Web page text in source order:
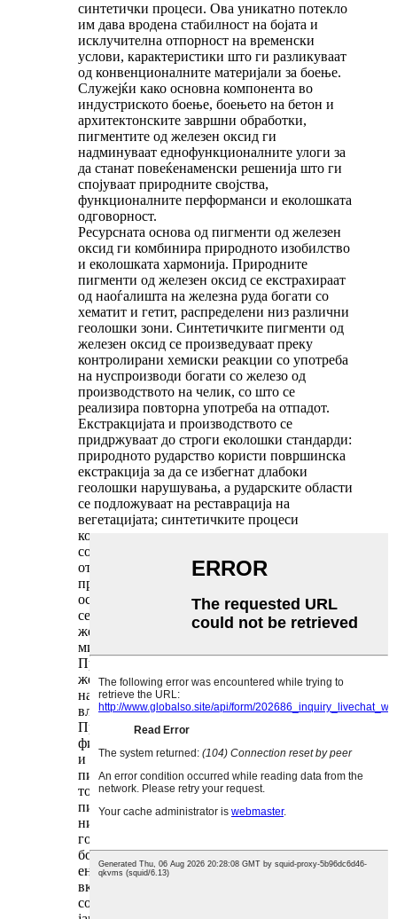
синтетички процеси. Ова уникатно потекло
им дава вродена стабилност на бојата и
исклучителна отпорност на временски
услови, карактеристики што ги разликуваат
од конвенционалните материјали за боење.
Служејќи како основна компонента во
индустриското боење, боењето на бетон и
архитектонските завршни обработки,
пигментите од железен оксид ги
надминуваат еднофункционалните улоги за
да станат повеќенаменски решенија што ги
спојуваат природните својства,
функционалните перформанси и еколошката
одговорност.
Ресурсната основа од пигменти од железен
оксид ги комбинира природното изобилство
и еколошката хармонија. Природните
пигменти од железен оксид се екстрахираат
од наоѓалишта на железна руда богати со
хематит и гетит, распределени низ различни
геолошки зони. Синтетичките пигменти од
железен оксид се произведуваат преку
контролирани хемиски реакции со употреба
на нуспроизводи богати со железо од
производството на челик, со што се
реализира повторна употреба на отпадот.
Екстракцијата и производството се
придржуваат до строги еколошки стандарди:
природното рударство користи површинска
екстракција за да се избегнат длабоки
геолошки нарушувања, а рударските области
се подложуваат на реставрација на
вегетацијата; синтетичките процеси
користат системи со затворен циклус за
собирање на емисиите и рециклирање на
отпадните води. Циркуларна економија се
практикува во управувањето со отпад:
остатоците од пигменти од производството
се користат повторно како додатоци на
железо во градежните материјали, со што се
минимизира отпадот од ресурси.
Производствените процеси на пигменти од
железен оксид се фокусираат на зачувување
на основните својства и намалување на
влијанието врз животната средина.
Природните пигменти се подложуваат на
физичка обработка: дробење на руда, мелење
и просејување за да се одделат честичките од
пигментот од нечистотиите, без употреба на
токсични хемикалии. Синтетичките
пигменти користат хемиски реакции на
ниска температура за контрола на
големината на честичките и нијансата на
бојата, избегнувајќи висока потрошувачка на
енергија. Постпроизводствениот третман
вклучува перење и сушење со системи на
сончева енергија за намалување на